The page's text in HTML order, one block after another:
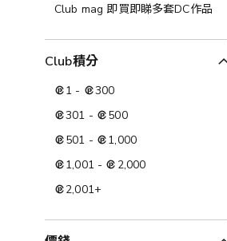
Club mag 即買即睇多套DC作品
Club積分
1 -
300
301 -
500
501 -
1,000
1,001 -
2,000
2,001+